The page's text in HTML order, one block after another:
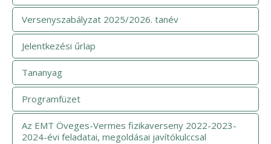
Versenyszabályzat 2025/2026. tanév
Jelentkezési űrlap
Tananyag
Programfüzet
Az EMT Öveges-Vermes fizikaverseny 2022-2023-
2024-évi feladatai, megoldásai javítókulccsal